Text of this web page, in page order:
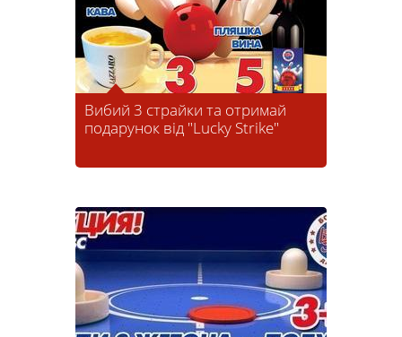
Вибий 3 страйки та отримай
подарунок від "Lucky Strike"